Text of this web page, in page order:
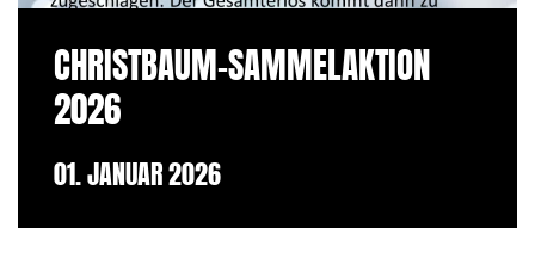
CHRISTBAUM-SAMMELAKTION
2026
01. JANUAR 2026